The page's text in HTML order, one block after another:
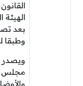
بعد
وطبقا
ويصدر
مجلس